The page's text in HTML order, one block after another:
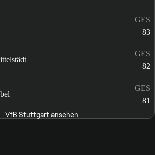
GES
83
GES
82
GES
81
VfB Stuttgart ansehen